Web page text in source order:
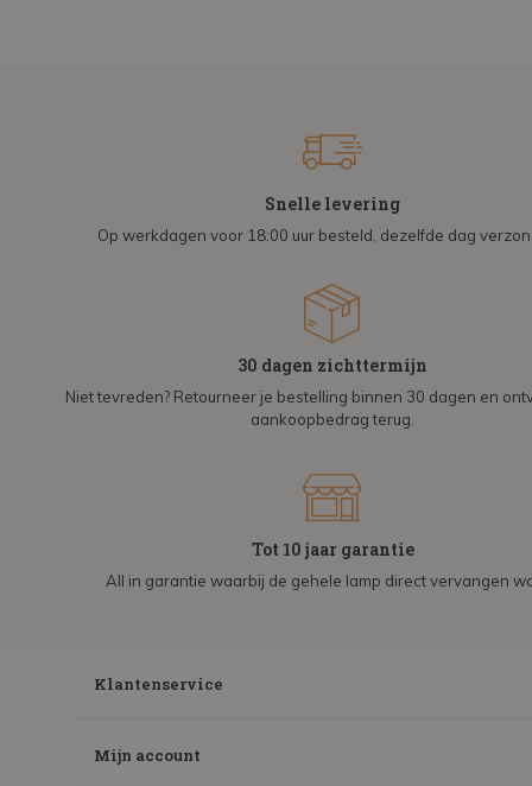
Snelle levering
Op werkdagen voor 18:00 uur besteld, dezelfde dag
30 dagen zichttermijn
Niet tevreden? Retourneer je bestelling binnen 30 dagen en
aankoopbedrag terug.
Tot 10 jaar garantie
All in garantie waarbij de gehele lamp direct vervangen
Klantenservice
Mijn account